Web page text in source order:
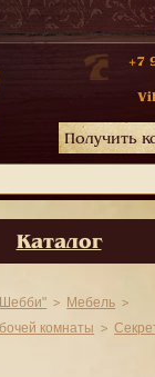
+7
Получить
Каталог
Мебель
комнаты